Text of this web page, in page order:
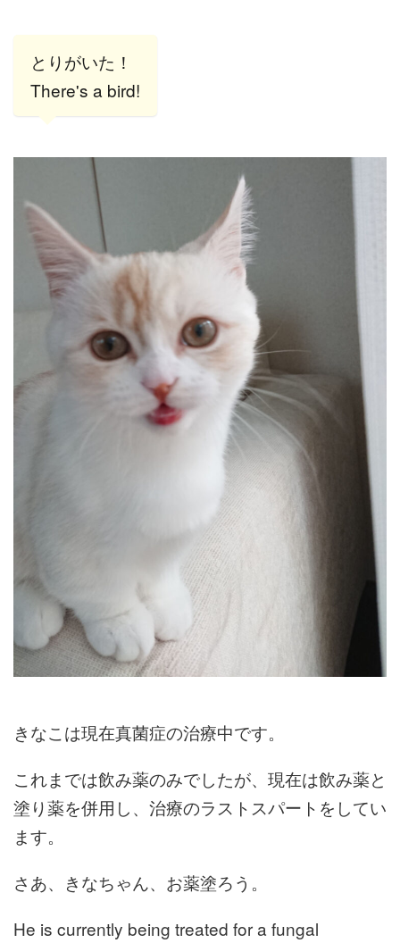
とりがいた！
There's a bird!
きなこは現在真菌症の治療中です。
これまでは飲み薬のみでしたが、現在は飲み薬と
塗り薬を併用し、治療のラストスパートをしてい
ます。
さあ、きなちゃん、お薬塗ろう。
He is currently being treated for a fungal